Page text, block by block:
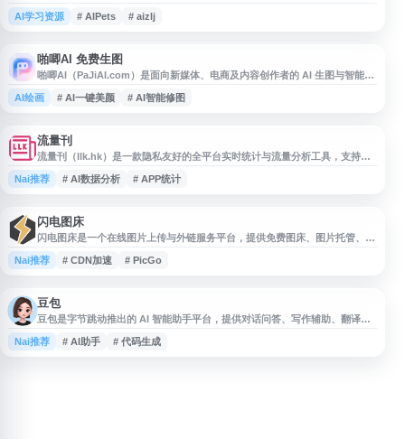
站，提供可一键复制的 AI 指令内容，覆盖办公提效、编程开发、自媒体文
案、图像生成等常见场景。平台收录 ChatGPT、DeepSeek、豆包、Kimi、
AI学习资源 # AIPets # aizlj
啪唧AI 免费生图
啪唧AI（PaJiAI.com）是面向新媒体、电商及内容创作者的 AI 生图与智能修
图工具，提供一句话生成封面海报、图片画质修复、自然美颜、无损放大、局
部改图等功能。适用于小红书封面、抖音海报、电商配图、老照片修复等场
AI绘画 # AI一键美颜 # AI智能修图
流量刊
流量刊（llk.hk）是一款隐私友好的全平台实时统计与流量分析工具，支持网
站、APP 及各类应用接入。平台提供 PV、UV、用户行为、实时监控等数据统
计能力，并结合 AI 智能洞察技术，将复杂数据自动整理为每日可读的数字刊
Nai推荐 # AI数据分析 # APP统计
闪电图床
闪电图床是一个在线图片上传与外链服务平台，提供免费图床、图片托管、图
片转链接等功能，支持原图保存、CDN 加速、批量上传及 API 接口。网站兼
容 PicGo、WordPress、Typecho 等工具，可用于博客、论坛、站长建站及
Nai推荐 # CDN加速 # PicGo
豆包
豆包是字节跳动推出的 AI 智能助手平台，提供对话问答、写作辅助、翻译、
阅读总结、代码生成、学习辅导等多种功能。用户可通过网页端或客户端使
用，适用于日常办公、内容创作、学习研究和信息整理等场景。豆包支持自然
Nai推荐 # AI助手 # 代码生成